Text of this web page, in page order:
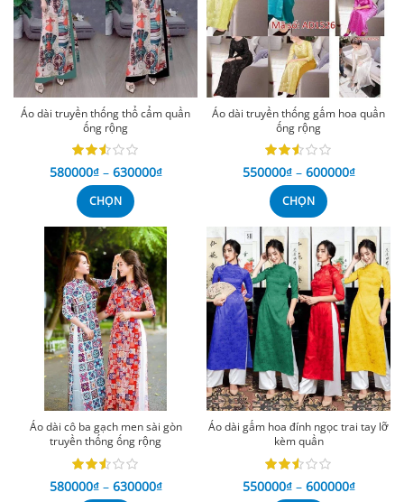
Áo dài truyền thống thổ cẩm quần
ống rộng
580000₫ – 630000₫
CHỌN
Áo dài truyền thống gấm hoa quần
ống rộng
550000₫ – 600000₫
CHỌN
Áo dài cô ba gạch men sài gòn
truyền thống ống rộng
580000₫ – 630000₫
Áo dài gấm hoa đính ngọc trai tay lỡ
kèm quần
550000₫ – 600000₫